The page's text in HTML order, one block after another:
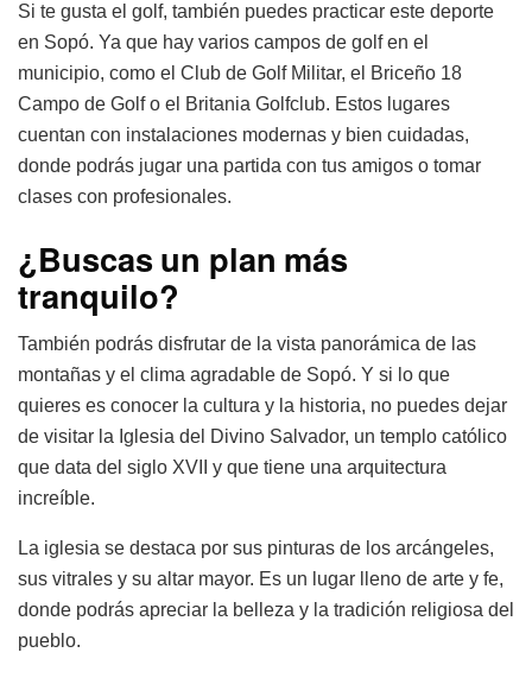
Si te gusta el golf, también puedes practicar este deporte
en Sopó. Ya que hay varios campos de golf en el
municipio, como el Club de Golf Militar, el Briceño 18
Campo de Golf o el Britania Golfclub. Estos lugares
cuentan con instalaciones modernas y bien cuidadas,
donde podrás jugar una partida con tus amigos o tomar
clases con profesionales.
¿Buscas un plan más
tranquilo?
También podrás disfrutar de la vista panorámica de las
montañas y el clima agradable de Sopó. Y si lo que
quieres es conocer la cultura y la historia, no puedes dejar
de visitar la Iglesia del Divino Salvador, un templo católico
que data del siglo XVII y que tiene una arquitectura
increíble.
La iglesia se destaca por sus pinturas de los arcángeles,
sus vitrales y su altar mayor. Es un lugar lleno de arte y fe,
donde podrás apreciar la belleza y la tradición religiosa del
pueblo.